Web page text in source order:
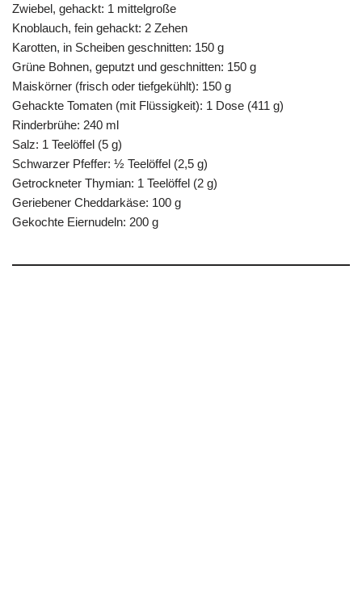
Zwiebel, gehackt: 1 mittelgroße
Knoblauch, fein gehackt: 2 Zehen
Karotten, in Scheiben geschnitten: 150 g
Grüne Bohnen, geputzt und geschnitten: 150 g
Maiskörner (frisch oder tiefgekühlt): 150 g
Gehackte Tomaten (mit Flüssigkeit): 1 Dose (411 g)
Rinderbrühe: 240 ml
Salz: 1 Teelöffel (5 g)
Schwarzer Pfeffer: ½ Teelöffel (2,5 g)
Getrockneter Thymian: 1 Teelöffel (2 g)
Geriebener Cheddarkäse: 100 g
Gekochte Eiernudeln: 200 g